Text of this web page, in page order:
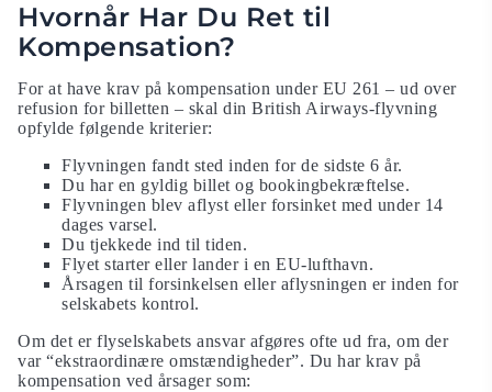
Hvornår Har Du Ret til
Kompensation?
For at have krav på kompensation under EU 261 – ud over
refusion for billetten – skal din British Airways-flyvning
opfylde følgende kriterier:
Flyvningen fandt sted inden for de sidste 6 år.
Du har en gyldig billet og bookingbekræftelse.
Flyvningen blev aflyst eller forsinket med under 14
dages varsel.
Du tjekkede ind til tiden.
Flyet starter eller lander i en EU-lufthavn.
Årsagen til forsinkelsen eller aflysningen er inden for
selskabets kontrol.
Om det er flyselskabets ansvar afgøres ofte ud fra, om der
var “ekstraordinære omstændigheder”. Du har krav på
kompensation ved årsager som: